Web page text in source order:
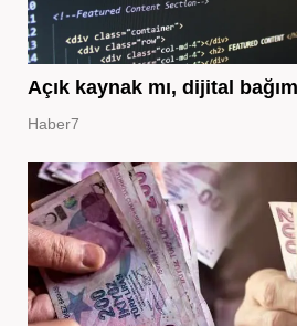
Açık kaynak mı, dijital
Haber7